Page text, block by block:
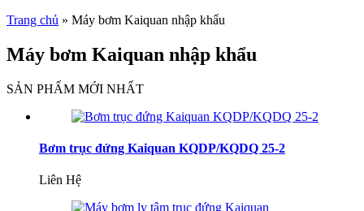
Trang chủ » Máy bơm Kaiquan nhập khẩu
Máy bơm Kaiquan nhập khẩu
SẢN PHẨM MỚI NHẤT
Bơm trục đứng Kaiquan KQDP/KQDQ 25-2
Liên Hệ